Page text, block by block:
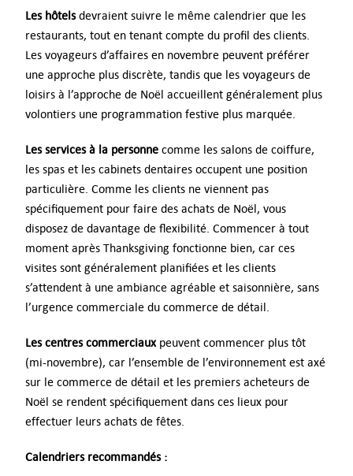
Les hôtelsdevraient suivre le même calendrier que les
restaurants, tout en tenant compte du profil des clients.
Les voyageurs d’affaires en novembre peuvent préférer
une approche plus discrète, tandis que les voyageurs de
loisirs à l’approche de Noël accueillent généralement plus
volontiers une programmation festive plus marquée.
Les services à la personnecomme les salons de coiffure,
les spas et les cabinets dentaires occupent une position
particulière. Comme les clients ne viennent pas
spécifiquement pour faire des achats de Noël, vous
disposez de davantage de flexibilité. Commencer à tout
moment après Thanksgiving fonctionne bien, car ces
visites sont généralement planifiées et les clients
s’attendent à une ambiance agréable et saisonnière, sans
l’urgence commerciale du commerce de détail.
Les centres commerciauxpeuvent commencer plus tôt
(mi-novembre), car l’ensemble de l’environnement est axé
sur le commerce de détail et les premiers acheteurs de
Noël se rendent spécifiquement dans ces lieux pour
effectuer leurs achats de fêtes.
Calendriers recommandés :